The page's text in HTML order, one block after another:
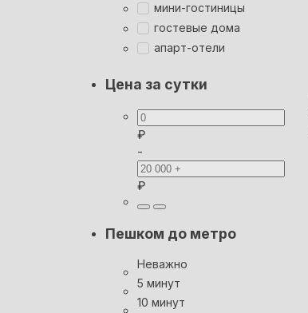
мини-гостиницы
гостевые дома
апарт-отели
Цена за сутки
₽
-
₽
Пешком до метро
Неважно
5 минут
10 минут